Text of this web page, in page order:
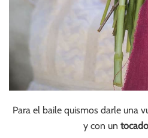
Para el baile quismos darle una
y con un